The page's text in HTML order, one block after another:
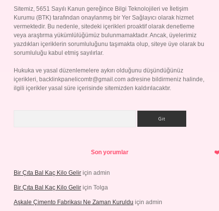
Sitemiz, 5651 Sayılı Kanun gereğince Bilgi Teknolojileri ve İletişim
Kurumu (BTK) tarafından onaylanmış bir Yer Sağlayıcı olarak hizmet
vermektedir. Bu nedenle, sitedeki içerikleri proaktif olarak denetleme
veya araştırma yükümlülüğümüz bulunmamaktadır. Ancak, üyelerimiz
yazdıkları içeriklerin sorumluluğunu taşımakta olup, siteye üye olarak bu
sorumluluğu kabul etmiş sayılırlar.
Hukuka ve yasal düzenlemelere aykırı olduğunu düşündüğünüz
içerikleri, backlinkpanelicomtr@gmail.com adresine bildirmeniz halinde,
ilgili içerikler yasal süre içerisinde sitemizden kaldırılacaktır.
Son yorumlar
Bir Çıta Bal Kaç Kilo Gelir için admin
Bir Çıta Bal Kaç Kilo Gelir için Tolga
Aşkale Çimento Fabrikası Ne Zaman Kuruldu için admin